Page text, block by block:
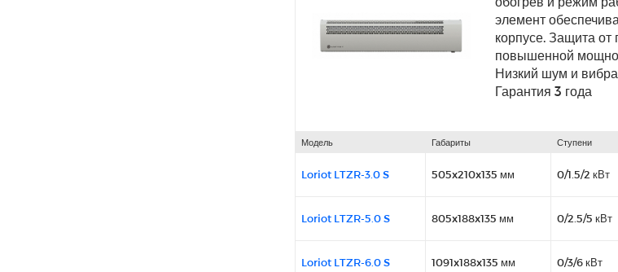
элемент
корпусе. Защита
повышенной
Низкий шум и
Гарантия 3 года
Модель Габариты Ступени
Loriot LTZR-3.0 S 505x210x135 мм 0/1.5/2 кВт
Loriot LTZR-5.0 S 805x188x135 мм 0/2.5/5 кВт
Loriot LTZR-6.0 S 1091x188x135 мм 0/3/6 кВт